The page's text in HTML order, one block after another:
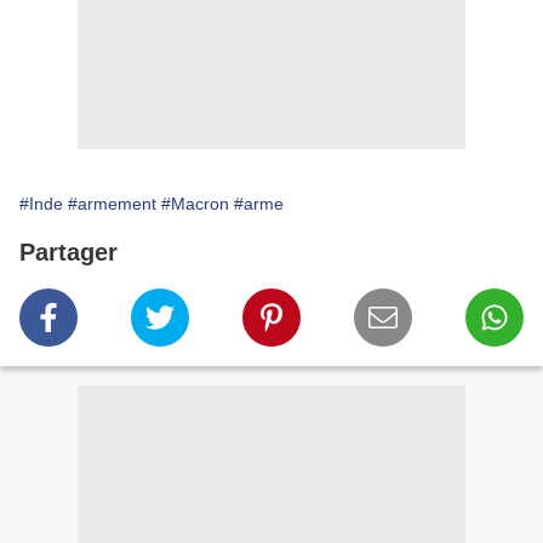
#Inde #armement #Macron #arme
Partager